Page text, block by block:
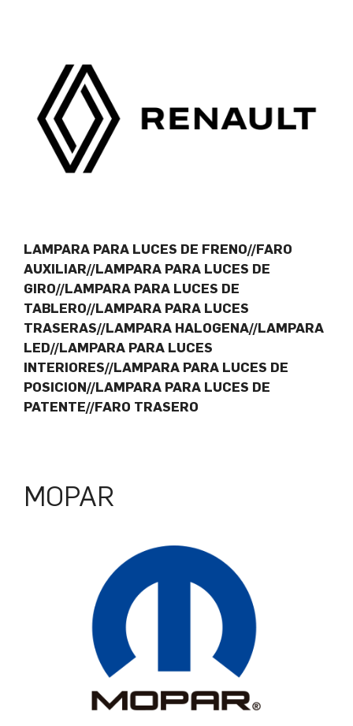
LAMPARA PARA LUCES DE FRENO//FARO
AUXILIAR//LAMPARA PARA LUCES DE
GIRO//LAMPARA PARA LUCES DE
TABLERO//LAMPARA PARA LUCES
TRASERAS//LAMPARA HALOGENA//LAMPARA
LED//LAMPARA PARA LUCES
INTERIORES//LAMPARA PARA LUCES DE
POSICION//LAMPARA PARA LUCES DE
PATENTE//FARO TRASERO
MOPAR